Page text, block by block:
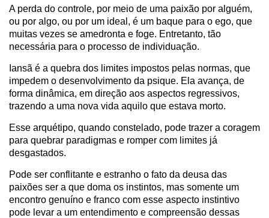
A perda do controle, por meio de uma paixão por alguém,
ou por algo, ou por um ideal, é um baque para o ego, que
muitas vezes se amedronta e foge. Entretanto, tão
necessária para o processo de individuação.
Iansã é a quebra dos limites impostos pelas normas, que
impedem o desenvolvimento da psique. Ela avança, de
forma dinâmica, em direção aos aspectos regressivos,
trazendo a uma nova vida aquilo que estava morto.
Esse arquétipo, quando constelado, pode trazer a coragem
para quebrar paradigmas e romper com limites já
desgastados.
Pode ser conflitante e estranho o fato da deusa das
paixões ser a que doma os instintos, mas somente um
encontro genuíno e franco com esse aspecto instintivo
pode levar a um entendimento e compreensão dessas